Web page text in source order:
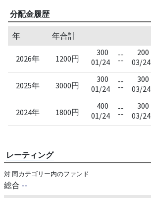
分配金履歴
年 年合計
2026年 1200円
300
01/24
--
--
200
03/24
2025年 3000円
300
01/24
--
--
300
03/24
2024年 1800円
400
01/24
--
--
300
03/24
レーティング
対 同カテゴリー内のファンド
総合 --